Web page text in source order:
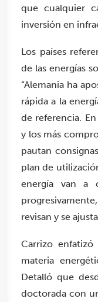
que cualquier
inversión en
Los países
de las energías
“Alemania ha
rápida a la
de referencia.
y los más
pautan
plan de
energía van a
revisan y se
Carrizo
materia
Detalló que
doctorada con